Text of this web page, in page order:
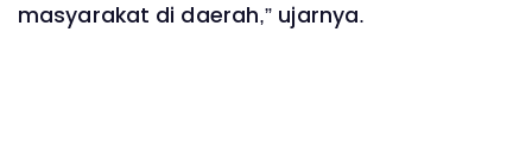
masyarakat di daerah,” ujarnya.